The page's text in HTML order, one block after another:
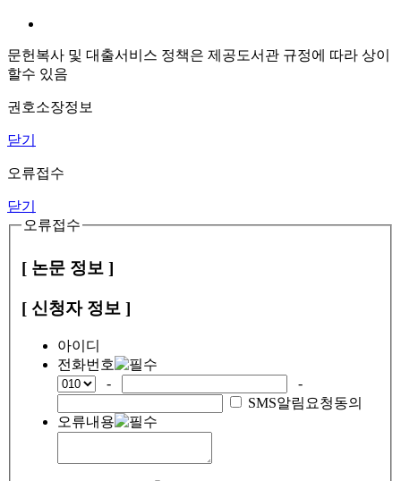
문헌복사 및 대출서비스 정책은 제공도서관 규정에 따라 상이
할수 있음
권호소장정보
닫기
오류접수
닫기
오류접수
[ 논문 정보 ]
[ 신청자 정보 ]
아이디
전화번호
-
-
SMS알림요청동의
오류내용